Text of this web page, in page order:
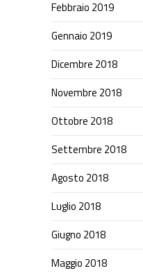
Febbraio 2019
Gennaio 2019
Dicembre 2018
Novembre 2018
Ottobre 2018
Settembre 2018
Agosto 2018
Luglio 2018
Giugno 2018
Maggio 2018